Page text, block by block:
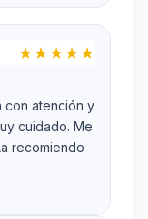
★★★★★
con atención y
cuidado. Me
recomiendo